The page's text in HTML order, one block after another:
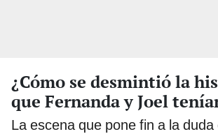
¿Cómo se desmintió la
que Fernanda y Joel
La escena que pone fin a la